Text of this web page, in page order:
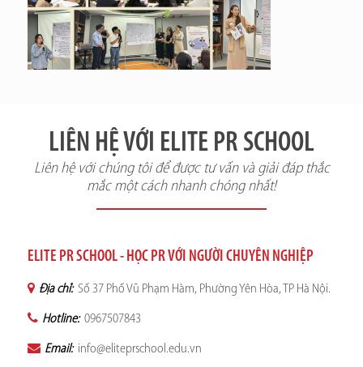
LIÊN HỆ VỚI ELITE PR SCHOOL
Liên hệ với chúng tôi để được tư vấn và giải đáp thắc
mắc một cách nhanh chóng nhất!
ELITE PR SCHOOL - HỌC PR VỚI NGƯỜI CHUYÊN NGHIỆP
Địa chỉ: Số 37 Phố Vũ Phạm Hàm, Phường Yên Hòa, TP Hà Nội.
Hotline: 0967507843
Email: info@eliteprschool.edu.vn